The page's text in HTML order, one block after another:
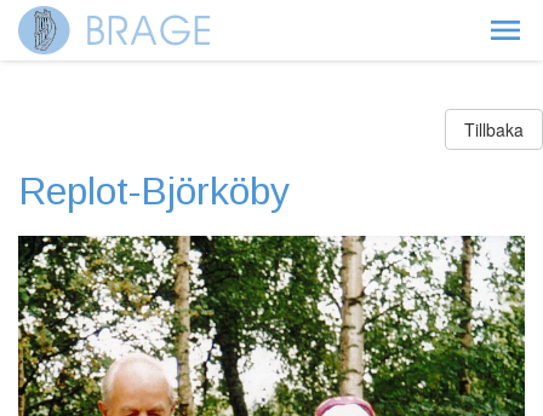
Tillbaka
Replot-Björköby